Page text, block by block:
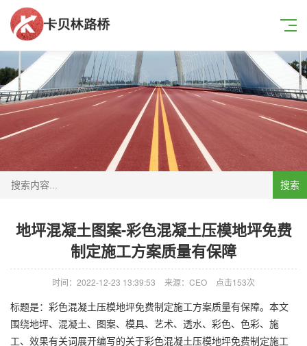
搜索
地坪混凝土图案-彩色混凝土压模地坪免费
制定施工方案质量有保障
时间：2022-12-23 13:39:53 来源：CEO 点击153次
标题是：彩色混凝土压模地坪免费制定施工方案质量有保障。本文
围绕地坪、混凝土、图案、模具、艺术、透水、彩色、色彩、施
工、效果有关词展开编写的关于彩色混凝土压模地坪免费制定施工